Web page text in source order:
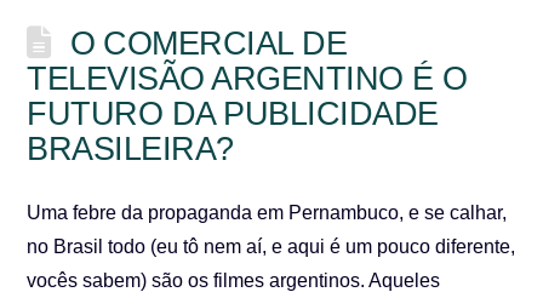
O COMERCIAL DE
TELEVISÃO ARGENTINO É O
FUTURO DA PUBLICIDADE
BRASILEIRA?
Uma febre da propaganda em Pernambuco, e se calhar,
no Brasil todo (eu tô nem aí, e aqui é um pouco diferente,
vocês sabem) são os filmes argentinos. Aqueles